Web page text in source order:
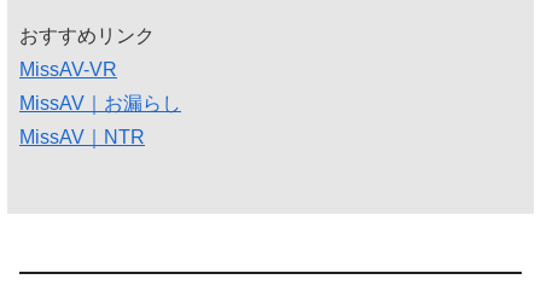
おすすめリンク
MissAV-VR
MissAV｜お漏らし
MissAV｜NTR